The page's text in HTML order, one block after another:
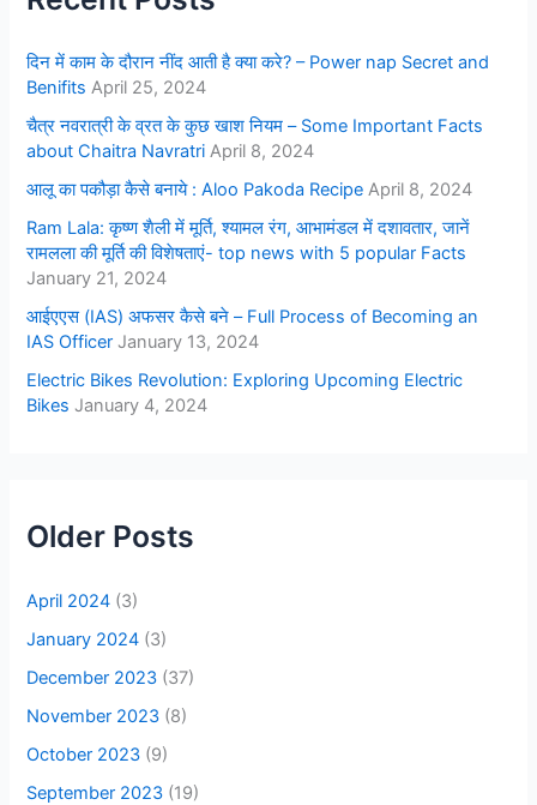
दिन में काम के दौरान नींद आती है क्या करे? – Power nap Secret and
Benifits April 25, 2024
चैत्र नवरात्री के व्रत के कुछ खाश नियम – Some Important Facts
about Chaitra Navratri April 8, 2024
आलू का पकौड़ा कैसे बनाये : Aloo Pakoda Recipe April 8, 2024
Ram Lala: कृष्ण शैली में मूर्ति, श्यामल रंग, आभामंडल में दशावतार, जानें
रामलला की मूर्ति की विशेषताएं- top news with 5 popular Facts
January 21, 2024
आईएएस (IAS) अफसर कैसे बने – Full Process of Becoming an
IAS Officer January 13, 2024
Electric Bikes Revolution: Exploring Upcoming Electric
Bikes January 4, 2024
Older Posts
April 2024 (3)
January 2024 (3)
December 2023 (37)
November 2023 (8)
October 2023 (9)
September 2023 (19)